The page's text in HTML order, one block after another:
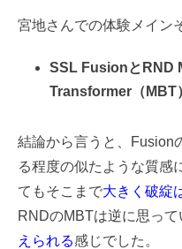
宮地さんでの体験メイン
SSL FusionとRND
Transformer（MBT
結論から言うと、Fusion
る程度の似たような質感
てもそこまで大きく破綻
RNDのMBTは逆に思って
えられる感じでした。